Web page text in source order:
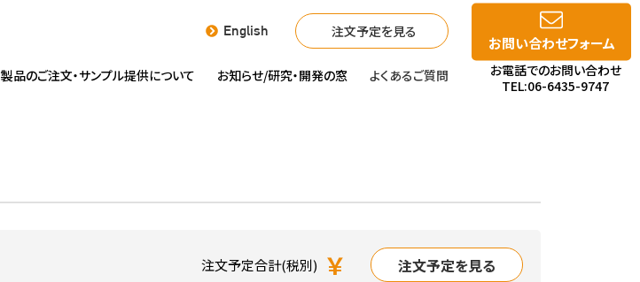
English 注文予定を見る
製品のご注文・サンプル提供について お知らせ/研究・開発の窓 よくあるご質問
お問い合わせフォーム
お電話でのお問い合わせ
TEL:06-6435-9747
注文予定合計(税別) ￥ 注文予定を見る